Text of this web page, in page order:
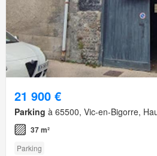
21 900 €
Parking à 65500, Vic-en-Bigorre,
37 m²
Parking